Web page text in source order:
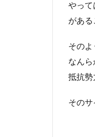
やって
がある
そのよ
なん
抵抗勢
そのサ